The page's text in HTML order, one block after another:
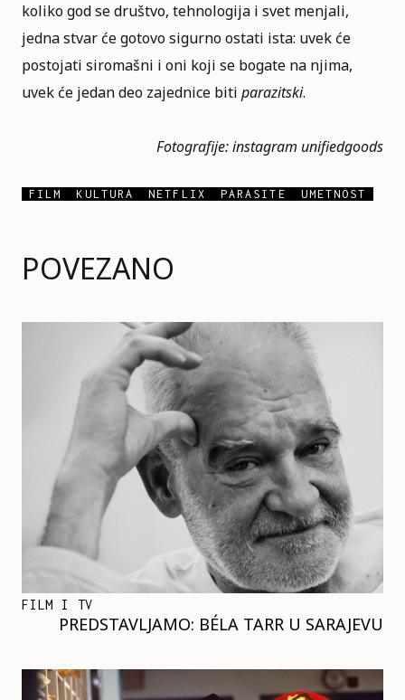
POVEZANO
FILM I TV
PREDSTAVLJAMO: BÉLA TARR U SARAJEVU
koliko god se društvo, tehnologija i svet menjali,
jedna stvar će gotovo sigurno ostati ista: uvek će
postojati siromašni i oni koji se bogate na njima,
uvek će jedan deo zajednice biti parazitski.
Fotografije: instagram unifiedgoods
FILM KULTURA NETFLIX PARASITE UMETNOST